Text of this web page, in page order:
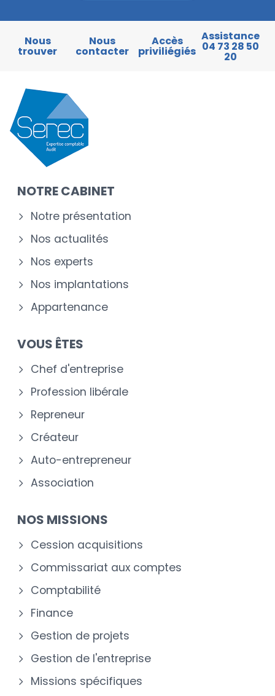
Nous
trouver
Nous
contacter
Accès
priviliégiés
Assistance
04 73 28 50
20
NOTRE CABINET
Notre présentation
Nos actualités
Nos experts
Nos implantations
Appartenance
VOUS ÊTES
Chef d'entreprise
Profession libérale
Repreneur
Créateur
Auto-entrepreneur
Association
NOS MISSIONS
Cession acquisitions
Commissariat aux comptes
Comptabilité
Finance
Gestion de projets
Gestion de l'entreprise
Missions spécifiques